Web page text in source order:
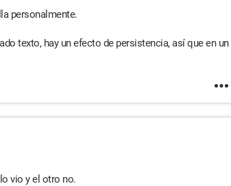
personalmente.
texto, hay un efecto de persistencia, así que en un
vio y el otro no.